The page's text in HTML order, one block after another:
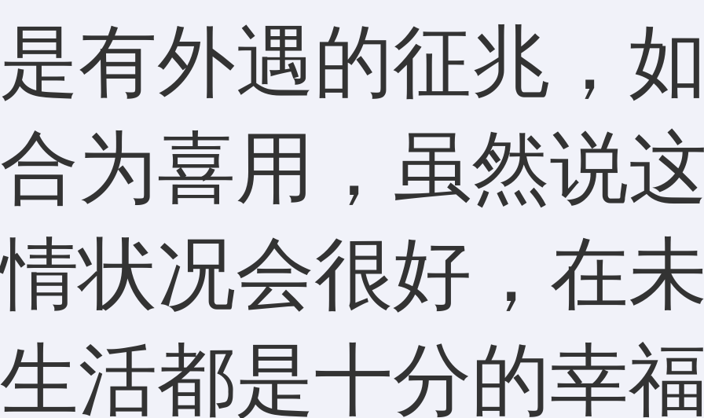
是有外遇的征兆，
合为喜用，虽然说
情状况会很好，在
生活都是十分的幸